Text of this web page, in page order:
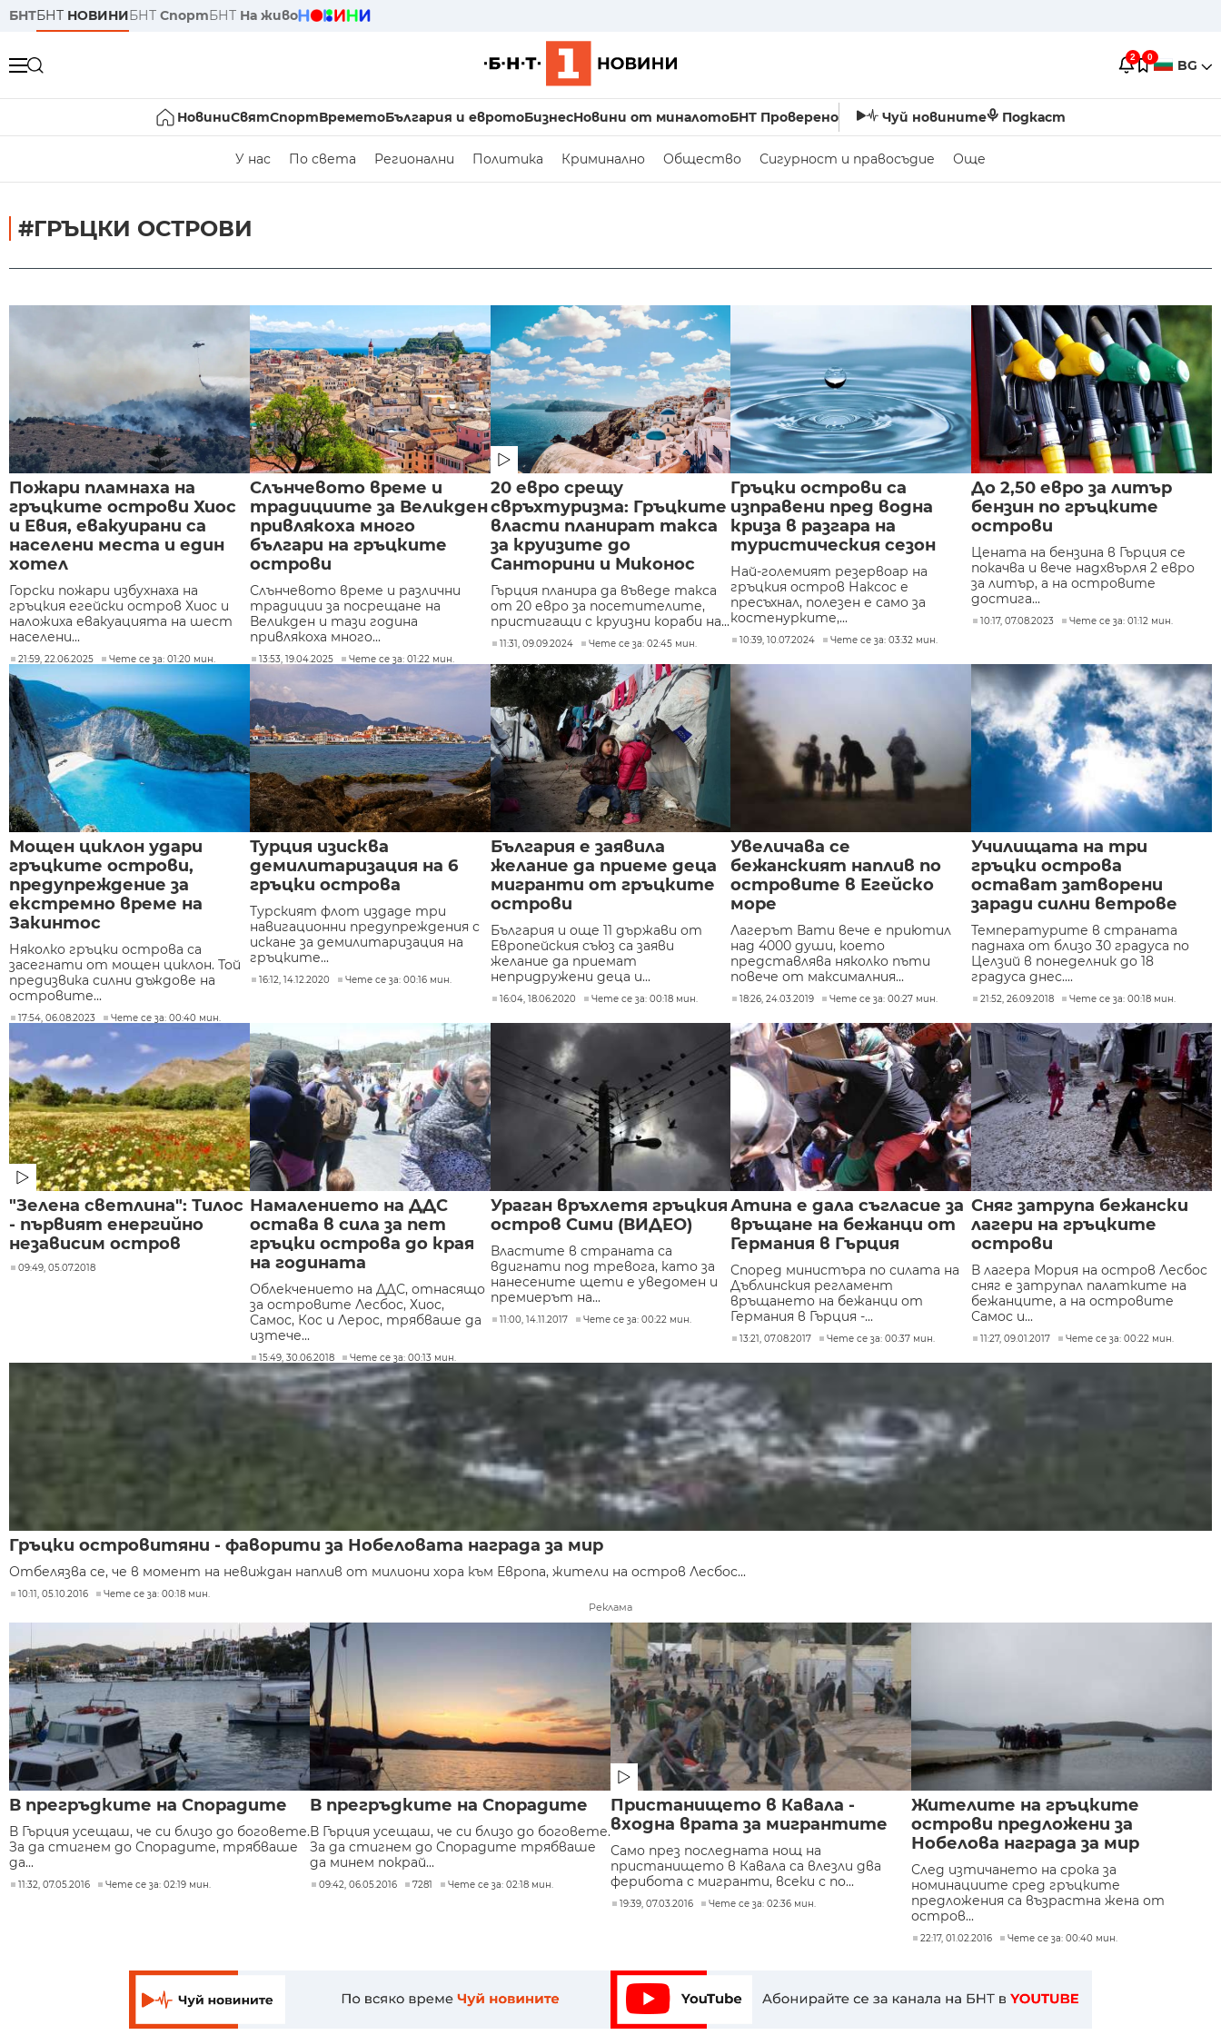
БНТБНТ НОВИНИБНТ СпортБНТ На живо
2 0 BG
НовиниСвятСпортВреметоБългария и евротоБизнесНовини от миналотоБНТ Проверено Чуй новините Подкаст
У нас По света Регионални Политика Криминално Общество Сигурност и правосъдие Още
#ГРЪЦКИ ОСТРОВИ
Пожари пламнаха на
гръцките острови Хиос
и Евия, евакуирани са
населени места и един
хотел
Горски пожари избухнаха на
гръцкия егейски остров Хиос и
наложиха евакуацията на шест
населени...
21:59, 22.06.2025 Чете се за: 01:20 мин.
Слънчевото време и
традициите за Великден
привлякоха много
българи на гръцките
острови
Слънчевото време и различни
традиции за посрещане на
Великден и тази година
привлякоха много...
13:53, 19.04.2025 Чете се за: 01:22 мин.
20 евро срещу
свръхтуризма: Гръцките
власти планират такса
за круизите до
Санторини и Миконос
Гърция планира да въведе такса
от 20 евро за посетителите,
пристигащи с круизни кораби на...
11:31, 09.09.2024 Чете се за: 02:45 мин.
Гръцки острови са
изправени пред водна
криза в разгара на
туристическия сезон
Най-големият резервоар на
гръцкия остров Наксос е
пресъхнал, полезен е само за
костенурките,...
10:39, 10.07.2024 Чете се за: 03:32 мин.
До 2,50 евро за литър
бензин по гръцките
острови
Цената на бензина в Гърция се
покачва и вече надхвърля 2 евро
за литър, а на островите
достига...
10:17, 07.08.2023 Чете се за: 01:12 мин.
Мощен циклон удари
гръцките острови,
предупреждение за
екстремно време на
Закинтос
Няколко гръцки острова са
засегнати от мощен циклон. Той
предизвика силни дъждове на
островите...
17:54, 06.08.2023 Чете се за: 00:40 мин.
Турция изисква
демилитаризация на 6
гръцки острова
Турският флот издаде три
навигационни предупреждения с
искане за демилитаризация на
гръцките...
16:12, 14.12.2020 Чете се за: 00:16 мин.
България е заявила
желание да приеме деца
мигранти от гръцките
острови
България и още 11 държави от
Европейския съюз са заяви
желание да приемат
непридружени деца и...
16:04, 18.06.2020 Чете се за: 00:18 мин.
Увеличава се
бежанският наплив по
островите в Егейско
море
Лагерът Вати вече е приютил
над 4000 души, което
представлява няколко пъти
повече от максималния...
18:26, 24.03.2019 Чете се за: 00:27 мин.
​Училищата на три
гръцки острова
остават затворени
заради силни ветрове
Температурите в страната
паднаха от близо 30 градуса по
Целзий в понеделник до 18
градуса днес....
21:52, 26.09.2018 Чете се за: 00:18 мин.
"Зелена светлина": Тилос
- първият енергийно
независим остров
09:49, 05.07.2018
Намалението на ДДС
остава в сила за пет
гръцки острова до края
на годината
Облекчението на ДДС, отнасящо
за островите Лесбос, Хиос,
Самос, Кос и Лерос, трябваше да
изтече...
15:49, 30.06.2018 Чете се за: 00:13 мин.
Ураган връхлетя гръцкия
остров Сими (ВИДЕО)
Властите в страната са
вдигнати под тревога, като за
нанесените щети е уведомен и
премиерът на...
11:00, 14.11.2017 Чете се за: 00:22 мин.
Атина е дала съгласие за
връщане на бежанци от
Германия в Гърция
Според министъра по силата на
Дъблинския регламент
връщането на бежанци от
Германия в Гърция -...
13:21, 07.08.2017 Чете се за: 00:37 мин.
Сняг затрупа бежански
лагери на гръцките
острови
В лагера Мория на остров Лесбос
сняг е затрупал палатките на
бежанците, а на островите
Самос и...
11:27, 09.01.2017 Чете се за: 00:22 мин.
Гръцки островитяни - фаворити за Нобеловата награда за мир
Отбелязва се, че в момент на невиждан наплив от милиони хора към Европа, жители на остров Лесбос...
10:11, 05.10.2016 Чете се за: 00:18 мин.
Реклама
В прегръдките на Спорадите
В Гърция усещаш, че си близо до боговете.
За да стигнем до Спорадите, трябваше
да...
11:32, 07.05.2016 Чете се за: 02:19 мин.
В прегръдките на Спорадите
В Гърция усещаш, че си близо до боговете.
За да стигнем до Спорадите трябваше
да минем покрай...
09:42, 06.05.2016 7281 Чете се за: 02:18 мин.
Пристанището в Кавала -
входна врата за мигрантите
Само през последната нощ на
пристанището в Кавала са влезли два
ферибота с мигранти, всеки с по...
19:39, 07.03.2016 Чете се за: 02:36 мин.
Жителите на гръцките
острови предложени за
Нобелова награда за мир
След изтичането на срока за
номинациите сред гръцките
предложения са възрастна жена от
остров...
22:17, 01.02.2016 Чете се за: 00:40 мин.